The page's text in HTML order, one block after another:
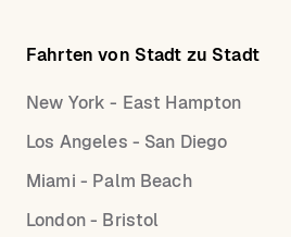
Fahrten von Stadt zu Stadt
New York - East Hampton
Los Angeles - San Diego
Miami - Palm Beach
London - Bristol